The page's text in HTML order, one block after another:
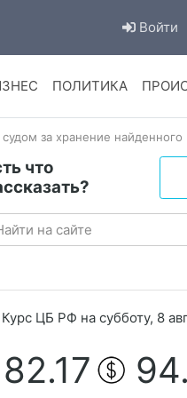
Войти
ПОЛИТИКА
за хранение найденного
что
Курс ЦБ РФ на субботу, 8
82.17